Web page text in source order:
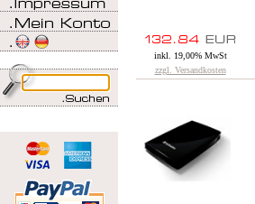
inkl. 19,00% MwSt
zzgl. Versandkosten